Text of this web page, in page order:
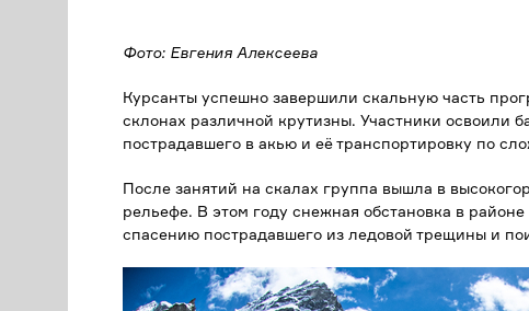
Фото: Евгения Алексеева
Курсанты успешно завершили скальную часть
склонах различной крутизны. Участники освоили
пострадавшего в акью и её транспортировку по
После занятий на скалах группа вышла в
рельефе. В этом году снежная обстановка в
спасению пострадавшего из ледовой трещины и